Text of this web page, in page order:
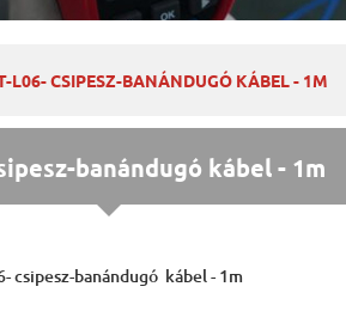
L06- CSIPESZ-BANÁNDUGÓ KÁBEL - 1M
banándugó kábel - 1m
csipesz-banándugó kábel - 1m